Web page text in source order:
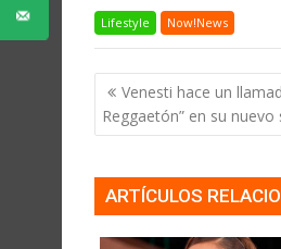
Lifestyle Now!News
Navegación
de
entradas
Venesti hace un
Reggaetón” en su
ARTÍCULOS